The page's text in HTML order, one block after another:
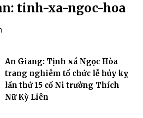
tinh-xa-ngoc-hoa
An Giang: Tịnh xá Ngọc Hòa
trang nghiêm tổ chức lễ húy kỵ
lần thứ 15 cố Ni trưởng Thích
Nữ Kỳ Liên